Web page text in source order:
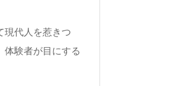
現代人を惹きつ
体験者が目にする